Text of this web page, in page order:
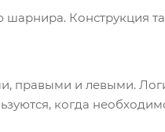
Конструкция
правыми и левыми.
когда